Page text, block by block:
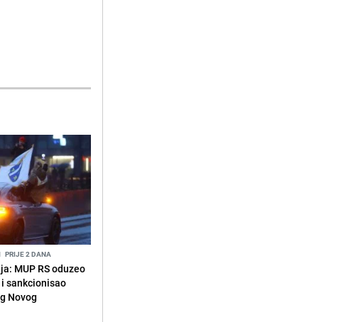
PRIJE 2 DANA
MUP RS oduzeo
sankcionisao
Novog